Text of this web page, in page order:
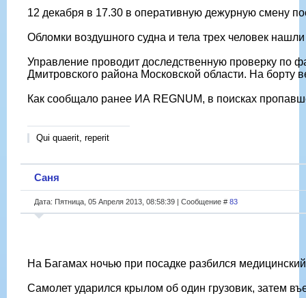
12 декабря в 17.30 в оперативную дежурную смену
Обломки воздушного судна и тела трех человек
Управление проводит доследственную проверку по
Дмитровского района Московской области. На
Как сообщало ранее ИА REGNUM, в поисках
Qui quaerit, reperit
Саня
Дата: Пятница, 05 Апреля 2013, 08:58:39 | Сообщение # 83
На Багамах ночью при посадке разбился
Самолет ударился крылом об один грузовик, затем